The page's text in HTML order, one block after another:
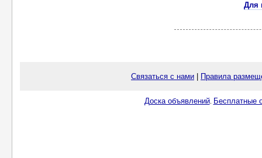
Для
Связаться с нами Правила
Доска объявлений. Бесплатные